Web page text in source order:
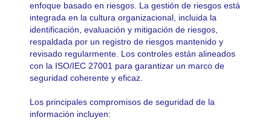
enfoque basado en riesgos. La gestión de riesgos está
integrada en la cultura organizacional, incluida la
identificación, evaluación y mitigación de riesgos,
respaldada por un registro de riesgos mantenido y
revisado regularmente. Los controles están alineados
con la ISO/IEC 27001 para garantizar un marco de
seguridad coherente y eficaz.
Los principales compromisos de seguridad de la
información incluyen: